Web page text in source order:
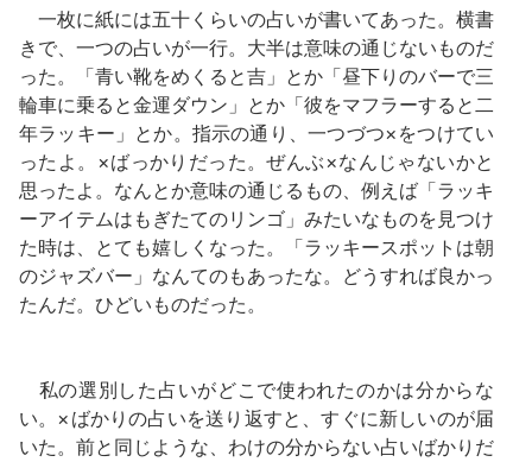
一枚に紙には五十くらいの占いが書いてあった。横書
きで、一つの占いが一行。大半は意味の通じないものだ
った。「青い靴をめくると吉」とか「昼下りのバーで三
輪車に乗ると金運ダウン」とか「彼をマフラーすると二
年ラッキー」とか。指示の通り、一つづつ×をつけてい
ったよ。×ばっかりだった。ぜんぶ×なんじゃないかと
思ったよ。なんとか意味の通じるもの、例えば「ラッキ
ーアイテムはもぎたてのリンゴ」みたいなものを見つけ
た時は、とても嬉しくなった。「ラッキースポットは朝
のジャズバー」なんてのもあったな。どうすれば良かっ
たんだ。ひどいものだった。
私の選別した占いがどこで使われたのかは分からな
い。×ばかりの占いを送り返すと、すぐに新しいのが届
いた。前と同じような、わけの分からない占いばかりだ